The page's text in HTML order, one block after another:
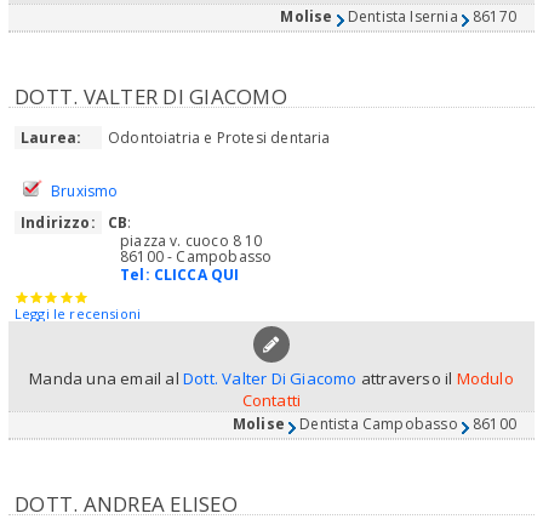
Molise Dentista Isernia 86170
DOTT. VALTER DI GIACOMO
Laurea: Odontoiatria e Protesi dentaria
Bruxismo
Indirizzo:
CB:
piazza v. cuoco 8 10
86100 - Campobasso
Tel: CLICCA QUI
Leggi le recensioni
Manda una email al Dott. Valter Di Giacomo attraverso il Modulo
Contatti
Molise Dentista Campobasso 86100
DOTT. ANDREA ELISEO